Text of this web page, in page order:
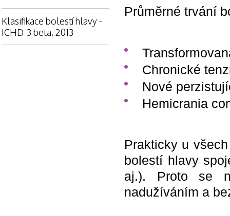
Průměrné trvání
Chronické
Nové
Hemicrania
Prakticky u
bolestí hlavy
aj.). Proto se
nadužíváním a
Klasifikace bolestí hlavy -
ICHD-3 beta, 2013